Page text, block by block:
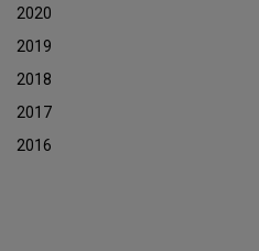
2020
2019
2018
2017
2016